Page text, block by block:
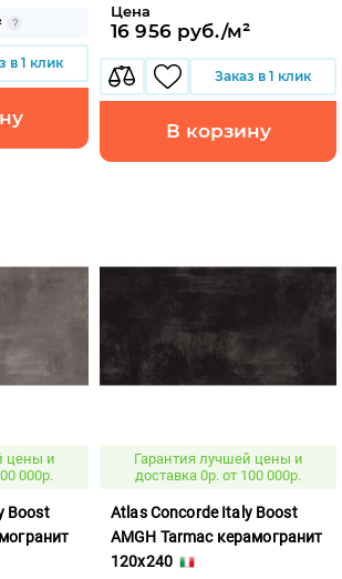
в 1 клик
Цена
16 956 руб./м²
Заказ в 1 клик
В корзину
цены и
000р.
Boost
Гарантия лучшей цены и
доставка 0р. от 100 000р.
Atlas Concorde Italy Boost
AMGH Tarmac керамогранит
120x240